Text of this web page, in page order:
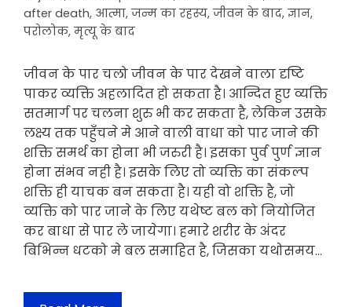
after death, आत्मा, जन्म का रहस्य, जीवन के बाद, ज्ञान,
परोलोक, मृत्यू के बाद
जीवन के पार चलो जीवन के पार देखने वाला दृष्टि
पाकर व्यक्ति अहलादित हो सकता है। आन्दित हुए व्यक्ति
सतमार्ग पर चलना शुरु भी कर सकता है, लेकिन उसके
लक्ष्य तक पहुँचने मे आने वाली वाधा को पार जाने की
शक्ति समर्थ का होना भी जरुरी है। इसका पुर्व पुर्ण ज्ञान
होना संभव नही है। इसके लिए तो व्यक्ति का संकल्प
शक्ति ही याचक बन सकता है। यही वो शक्ति है, जो
व्यक्ति को पार जाने के लिए यथेष्ट बल को नियोजित
कर बाधा से पार ले जायेगा। हमारे शरीर के अंदर
बिभिन्न धटको मे बल समाहित है, जिसका यथोसमय…